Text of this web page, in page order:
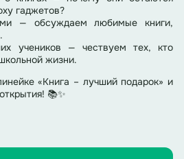
гаджетов?
— обсуждаем любимые книги,
учеников — чествуем тех, кто
жизни.
«Книга – лучший подарок» и
📚✨